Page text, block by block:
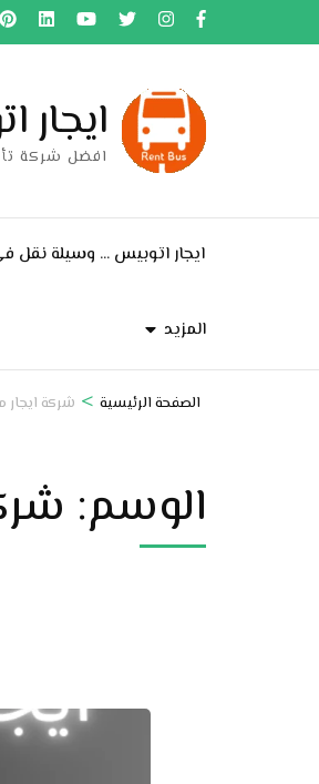
إلى
ايجار
افضل شركة
ايجار اتوبيس … وسيلة نقل
المزيد
الصفحة الرئيسية > شركة
الوسم: